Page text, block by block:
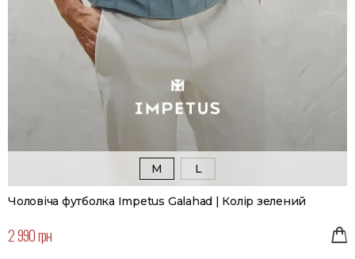
M L
Чоловіча футболка Impetus Galahad | Колір зелений
2 990 грн